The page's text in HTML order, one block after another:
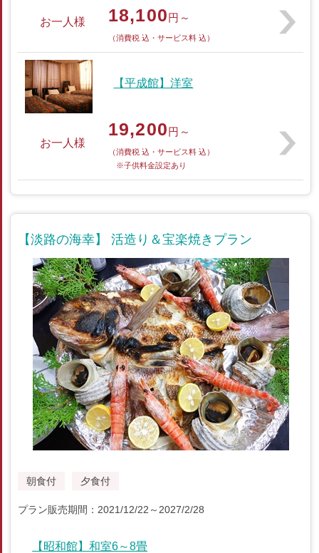
お一人様 18,100円～
（消費税 込・サービス料 込）
【平成館】洋室
お一人様
19,200円～
（消費税 込・サービス料 込）
※子供料金設定あり
【淡路の海幸】 活造り＆宝楽焼きプラン
朝食付 夕食付
プラン販売期間：2021/12/22～2027/2/28
【昭和館】和室6～8畳